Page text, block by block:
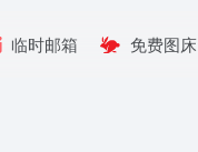
临时邮箱 免费图床